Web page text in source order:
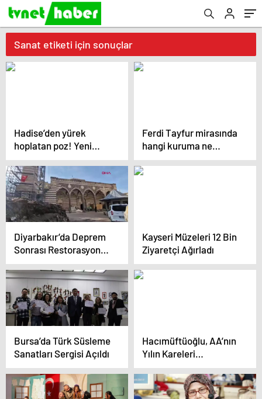
Sanat etiketi için sonuçlar
Hadise’den yürek
hoplatan poz! Yeni
şarkısını böyle duyurdu
Ferdi Tayfur mirasında
hangi kuruma ne
bıraktı? Detaylar
ortaya çıktı
Diyarbakır’da Deprem
Sonrası Restorasyon
Çalışmaları Devam
Ediyor
Kayseri Müzeleri 12 Bin
Ziyaretçi Ağırladı
Bursa’da Türk Süsleme
Sanatları Sergisi Açıldı
Hacımüftüoğlu, AA’nın
Yılın Kareleri
Oylamasına Katıldı